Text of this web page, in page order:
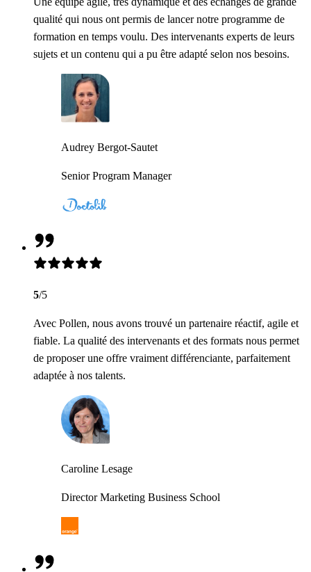
qualité qui nous ont permis de lancer notre programme de
formation en temps voulu. Des intervenants experts de leurs
sujets et un contenu qui a pu être adapté selon nos besoins.
Audrey Bergot-Sautet
Senior Program Manager
5/5
Avec Pollen, nous avons trouvé un partenaire réactif, agile et
fiable. La qualité des intervenants et des formats nous permet
de proposer une offre vraiment différenciante, parfaitement
adaptée à nos talents.
Caroline Lesage
Director Marketing Business School